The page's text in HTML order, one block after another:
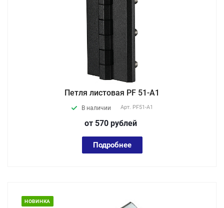
Петля листовая PF 51-A1
В наличии Арт. PF51-A1
от 570 рублей
Подробнее
НОВИНКА